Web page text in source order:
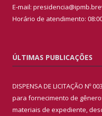
E-mail:
Horário de atendimento:
ÚLTIMAS PUBLICAÇÕES
DISPENSA DE LICITAÇÃO Nº
para fornecimento de
materiais de expediente,